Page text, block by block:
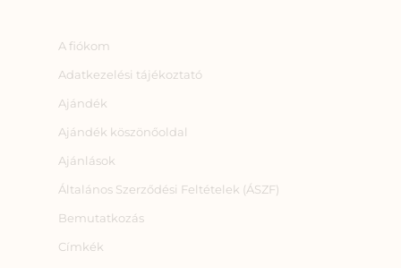
A fiókom
Adatkezelési tájékoztató
Ajándék
Ajándék köszönőoldal
Ajánlások
Általános Szerződési Feltételek (ÁSZF)
Bemutatkozás
Címkék